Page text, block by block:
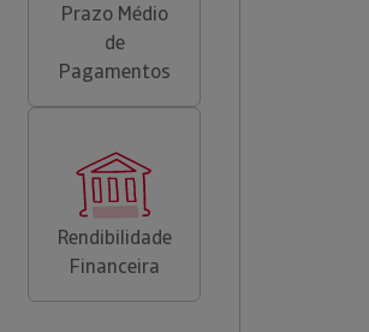
Prazo Médio
de
Pagamentos
Rendibilidade
Financeira